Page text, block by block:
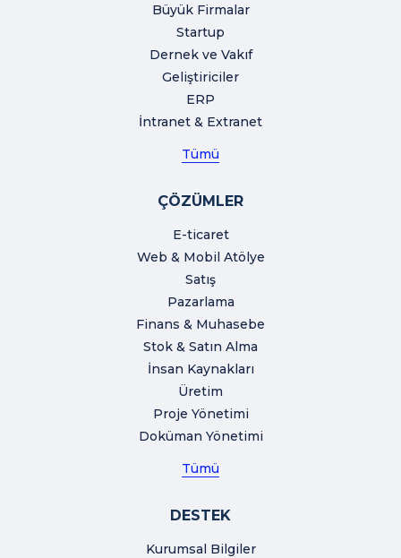
Büyük Firmalar
Startup
Dernek ve Vakıf
Geliştiriciler
ERP
İntranet & Extranet
Tümü
ÇÖZÜMLER
E-ticaret
Web & Mobil Atölye
Satış
Pazarlama
Finans & Muhasebe
Stok & Satın Alma
İnsan Kaynakları
Üretim
Proje Yönetimi
Doküman Yönetimi
Tümü
DESTEK
Kurumsal Bilgiler